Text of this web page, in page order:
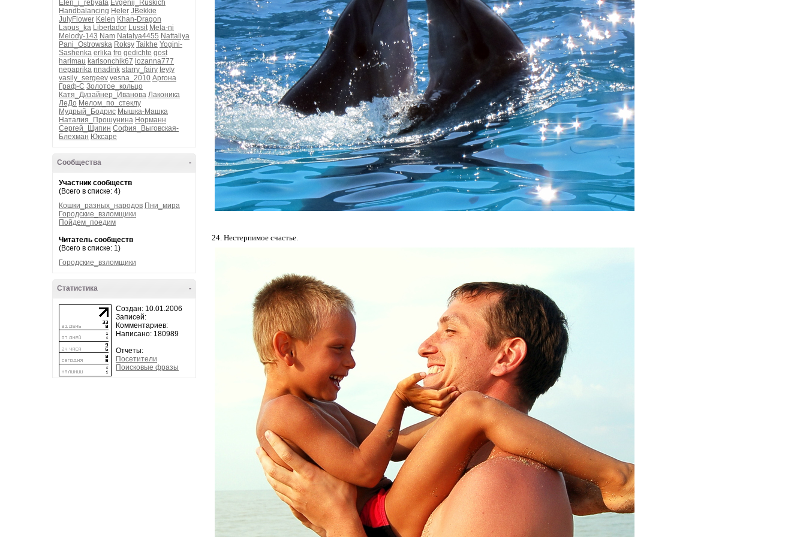
Elen_i_rebyata Evgenij_Ruskich
Handbalancing Heler JBekkie
JulyFlower Kelen Khan-Dragon
Lapus_ka Libertador Lussit Mela-ni
Melody-143 Nam Natalya4455 Nattaliya
Pani_Ostrowska Roksy Taikhe Yogini-
Sashenka erlika fro gedichte gost
harimau karlsonchik67 lozanna777
nepaprika nnadink starry_fairy teyty
vasily_sergeev vesna_2010 Аргона
Граф-С Золотое_кольцо
Катя_Дизайнер_Иванова Лаконика
ЛеДо Мелом_по_стеклу
Мудрый_Бодрис Мышка-Машка
Наталия_Прошунина Норманн
Сергей_Щипин София_Выговская-
Блехман Юксаре
-
Сообщества
Участник сообществ
(Всего в списке: 4)
Кошки_разных_народов Пни_мира
Городские_взломщики
Пойдем_поедим
Читатель сообществ
(Всего в списке: 1)
Городские_взломщики
-
Статистика
Создан: 10.01.2006
Записей:
Комментариев:
Написано: 180989
Отчеты:
Посетители
Поисковые фразы
24. Нестерпимое счастье.